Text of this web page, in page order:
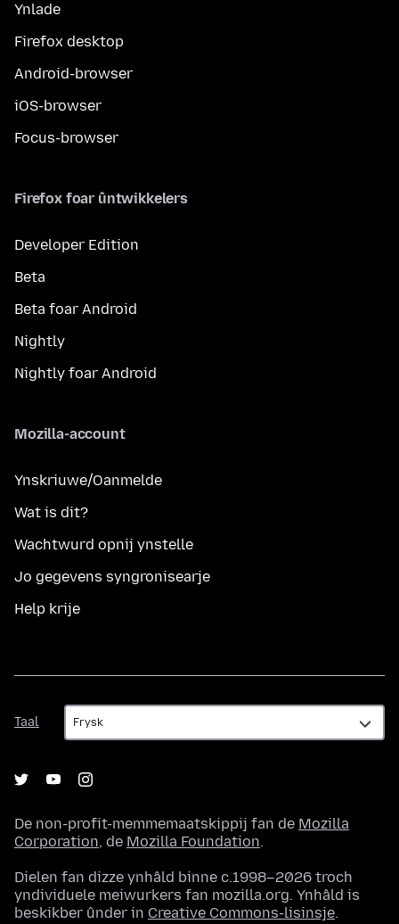
Ynlade
Firefox desktop
Android-browser
iOS-browser
Focus-browser
Firefox foar ûntwikkelers
Developer Edition
Beta
Beta foar Android
Nightly
Nightly foar Android
Mozilla-account
Ynskriuwe/Oanmelde
Wat is dit?
Wachtwurd opnij ynstelle
Jo gegevens syngronisearje
Help krije
Taal
Taal
De non-profit-memmemaatskippij fan de Mozilla
Corporation, de Mozilla Foundation.
Dielen fan dizze ynhâld binne c.1998–2026 troch
yndividuele meiwurkers fan mozilla.org. Ynhâld is
beskikber ûnder in Creative Commons-lisinsje.